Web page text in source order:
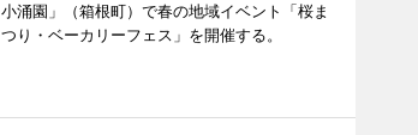
小涌園」（箱根町）で春の地域イベント「桜ま
つり・ベーカリーフェス」を開催する。